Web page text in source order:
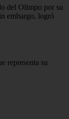
del Olimpo por su
embargo, logró
representa su